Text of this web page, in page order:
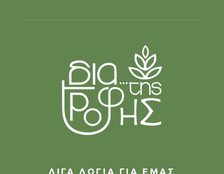
ΛΙΓΑ ΛΟΓΙΑ ΓΙΑ ΕΜΑΣ